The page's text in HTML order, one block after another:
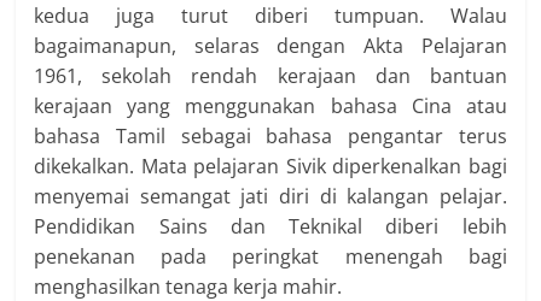
kedua juga turut diberi tumpuan. Walau
bagaimanapun, selaras dengan Akta Pelajaran
1961, sekolah rendah kerajaan dan bantuan
kerajaan yang menggunakan bahasa Cina atau
bahasa Tamil sebagai bahasa pengantar terus
dikekalkan. Mata pelajaran Sivik diperkenalkan bagi
menyemai semangat jati diri di kalangan pelajar.
Pendidikan Sains dan Teknikal diberi lebih
penekanan pada peringkat menengah bagi
menghasilkan tenaga kerja mahir.